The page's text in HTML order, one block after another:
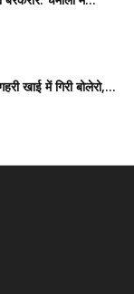
खाई में गिरी बोलेरो,...